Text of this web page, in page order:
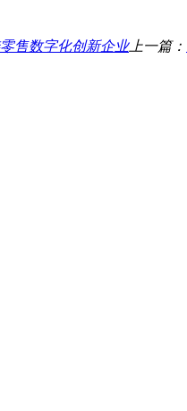
售数字化创新企业上一篇：